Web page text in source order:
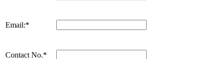
Email:*
Contact No.*